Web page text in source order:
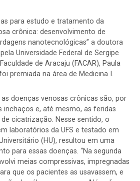
para estudo e tratamento da
crônica: desenvolvimento de
nanotecnológicas” a doutora
Universidade Federal de Sergipe
de Aracaju (FACAR), Paula
premiada na área de Medicina I.
doenças venosas crônicas são, por
inchaços e, até mesmo, as feridas
cicatrização. Nesse sentido, o
laboratórios da UFS e testado em
(HU), resultou em uma
para essas doenças. “Na segunda
meias compressivas, impregnadas
que os pacientes as usavassem, e